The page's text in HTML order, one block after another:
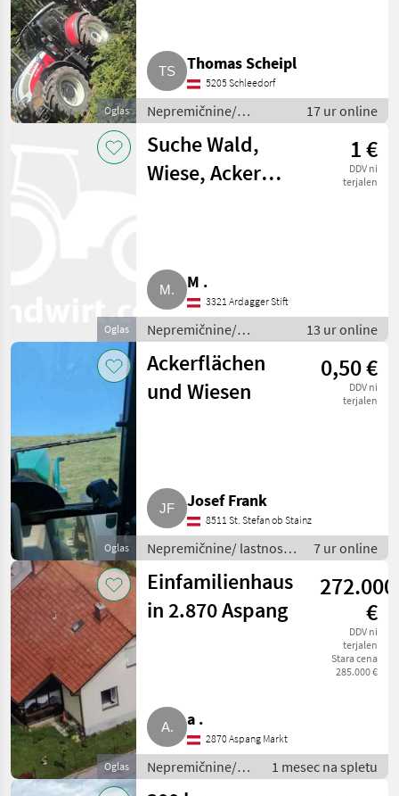
Oglas
Thomas Scheipl
5205 Schleedorf
Nepremičnine/
lastnosti / Gozdovi
17 ur online
Oglas
Suche Wald,
Wiese, Acker
1 €
DDV ni
terjalen
M .
3321 Ardagger Stift
Nepremičnine/
lastnosti / Zemljišča
13 ur online
Oglas
Ackerflächen
und Wiesen
0,50 €
DDV ni
terjalen
Josef Frank
8511 St. Stefan ob Stainz
Nepremičnine/ lastnosti
/ Polja
7 ur online
Oglas
Einfamilienhaus
in 2.870 Aspang
272.000
€
DDV ni
terjalen
Stara cena
285.000 €
a .
2870 Aspang Markt
Nepremičnine/
lastnosti / Hiše
1 mesec na spletu